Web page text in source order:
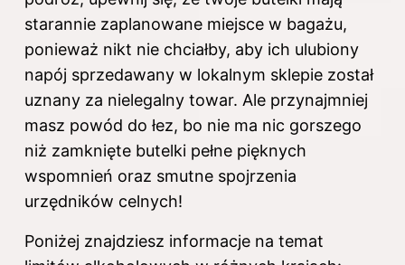
starannie zaplanowane miejsce w bagażu,
ponieważ nikt nie chciałby, aby ich ulubiony
napój sprzedawany w lokalnym sklepie został
uznany za nielegalny towar. Ale przynajmniej
masz powód do łez, bo nie ma nic gorszego
niż zamknięte butelki pełne pięknych
wspomnień oraz smutne spojrzenia
urzędników celnych!
Poniżej znajdziesz informacje na temat